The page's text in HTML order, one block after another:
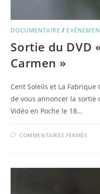
DOCUMENTAIRE /
Sortie du DVD
Carmen »
Cent Soleils et La
de vous annoncer la sortie
Vidéo en Poche le 18…
COMMENTAIRES FERMÉSSUR